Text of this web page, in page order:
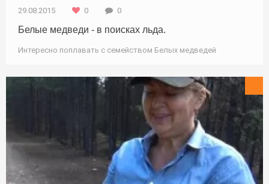
29.08.2015 0 0
Белые медведи - в поисках льда.
Интересно поплавать с семейством Белых медведей